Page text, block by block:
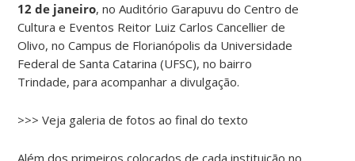
12 de janeiro, no Auditório Garapuvu do Centro de
Cultura e Eventos Reitor Luiz Carlos Cancellier de
Olivo, no Campus de Florianópolis da Universidade
Federal de Santa Catarina (UFSC), no bairro
Trindade, para acompanhar a divulgação.
>>> Veja galeria de fotos ao final do texto